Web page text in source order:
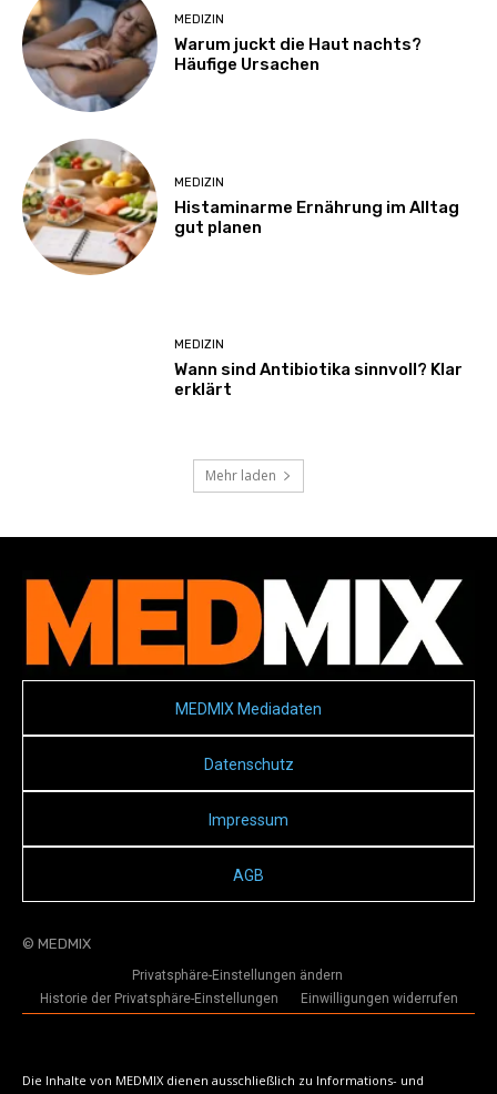
MEDIZIN
Warum juckt die Haut nachts?
Häufige Ursachen
MEDIZIN
Histaminarme Ernährung im Alltag
gut planen
MEDIZIN
Wann sind Antibiotika sinnvoll? Klar
erklärt
Mehr laden
MEDMIX Mediadaten
Datenschutz
Impressum
AGB
© MEDMIX
Privatsphäre-Einstellungen ändern
Historie der Privatsphäre-Einstellungen
Einwilligungen widerrufen
Die Inhalte von MEDMIX dienen ausschließlich zu Informations- und